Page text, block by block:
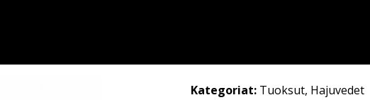
Kategoriat: Tuoksut, Hajuvedet